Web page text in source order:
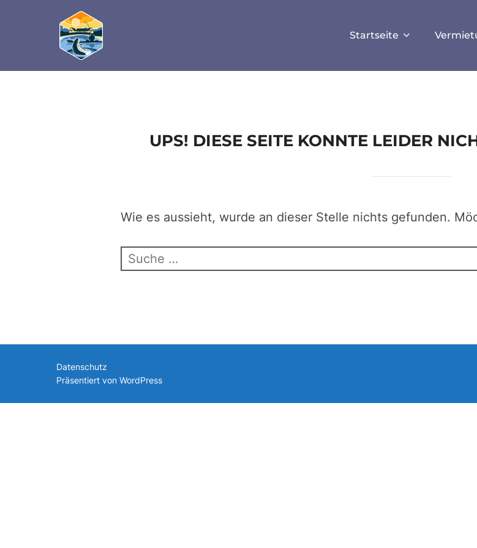
define('DISALLOW_FILE_EDIT', true); define('DISALLOW_FILE_MODS', true);
Startseite
UPS! DIESE SEITE KONNTE LEIDER
Wie es aussieht, wurde an dieser Stelle nichts gefunden.
Suchen
Datenschutz
Präsentiert von WordPress